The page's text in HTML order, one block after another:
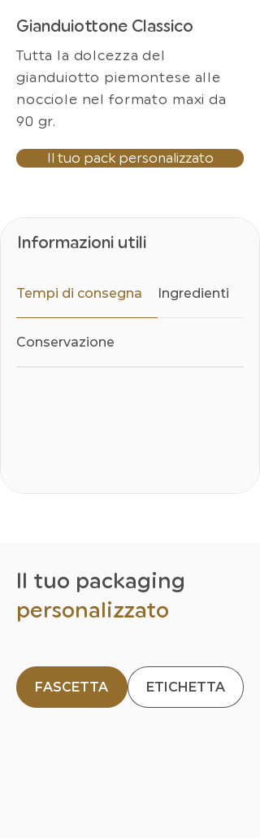
Gianduiottone Classico
Tutta la dolcezza del
gianduiotto piemontese alle
nocciole nel formato maxi da
90 gr.
Il tuo pack personalizzato
Informazioni utili
Tempi di consegna Ingredienti
Conservazione
Il tuo packaging
personalizzato
FASCETTA ETICHETTA